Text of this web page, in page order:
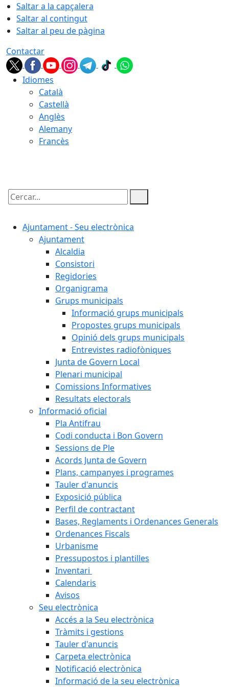
Saltar a la capçalera
Saltar al contingut
Saltar al peu de pàgina
Contactar
Idiomes
Català
Castellà
Anglès
Alemany
Francès
Cercar:
Ajuntament - Seu electrònica
Ajuntament
Alcaldia
Consistori
Regidories
Organigrama
Grups municipals
Informació grups municipals
Propostes grups municipals
Opinió dels grups municipals
Entrevistes radiofòniques
Junta de Govern Local
Plenari municipal
Comissions Informatives
Resultats electorals
Informació oficial
Pla Antifrau
Codi conducta i Bon Govern
Sessions de Ple
Acords Junta de Govern
Plans, campanyes i programes
Tauler d'anuncis
Exposició pública
Perfil de contractant
Bases, Reglaments i Ordenances Generals
Ordenances Fiscals
Urbanisme
Pressupostos i plantilles
Inventari
Calendaris
Avisos
Seu electrònica
Accés a la Seu electrònica
Tràmits i gestions
Tauler d'anuncis
Carpeta electrònica
Notificació electrònica
Informació de la seu electrònica